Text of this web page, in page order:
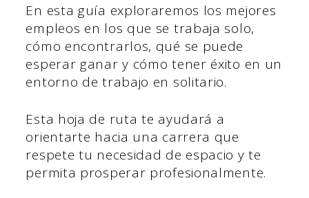
En esta guía exploraremos los mejores
empleos en los que se trabaja solo,
cómo encontrarlos, qué se puede
esperar ganar y cómo tener éxito en un
entorno de trabajo en solitario.
Esta hoja de ruta te ayudará a
orientarte hacia una carrera que
respete tu necesidad de espacio y te
permita prosperar profesionalmente.